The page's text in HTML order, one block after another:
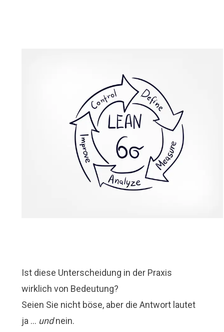
Ist diese Unterscheidung in der Praxis
wirklich von Bedeutung?
Seien Sie nicht böse, aber die Antwort lautet
ja … undnein.